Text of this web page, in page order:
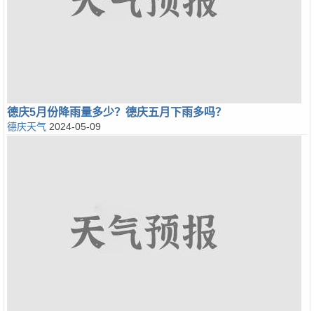
德庆5月份降雨量多少？德庆五月下雨多吗？
德庆天气 2024-05-09